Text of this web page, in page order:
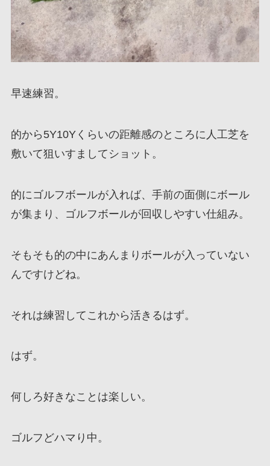
早速練習。
的から5Y10Yくらいの距離感のところに人工芝を
敷いて狙いすましてショット。
的にゴルフボールが入れば、手前の面側にボール
が集まり、ゴルフボールが回収しやすい仕組み。
そもそも的の中にあんまりボールが入っていない
んですけどね。
それは練習してこれから活きるはず。
はず。
何しろ好きなことは楽しい。
ゴルフどハマり中。